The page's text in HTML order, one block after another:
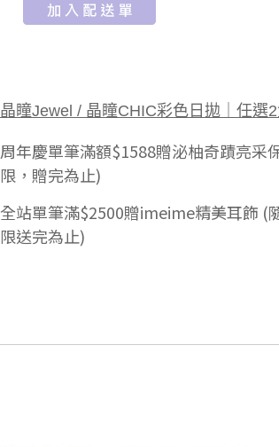
晶瞳Jewel / 晶瞳CHIC彩色日拋｜任選
周年慶單筆滿額$1588贈泌柚奇蹟亮采
限，贈完為止)
全站單筆滿$2500贈imeime精美耳飾 (
限送完為止)